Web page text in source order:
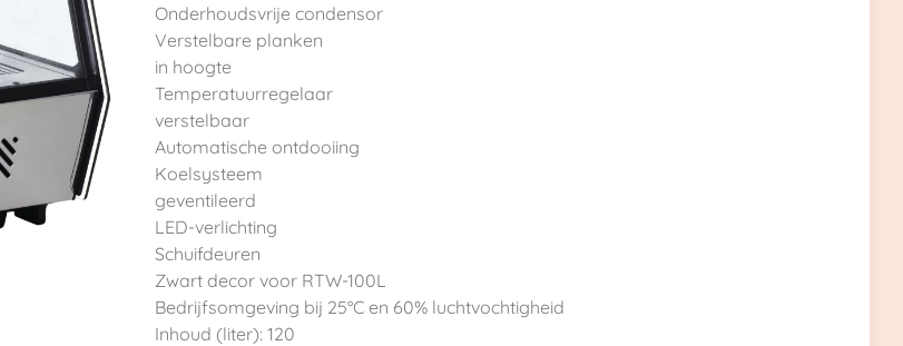
Onderhoudsvrije condensor
Verstelbare planken
in hoogte
Temperatuurregelaar
verstelbaar
Automatische ontdooiing
Koelsysteem
geventileerd
LED-verlichting
Schuifdeuren
Zwart decor voor RTW-100L
Bedrijfsomgeving bij 25°C en 60% luchtvochtigheid
Inhoud (liter): 120